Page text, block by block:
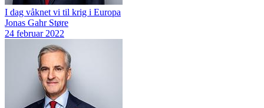
I dag våknet vi til krig i Europa
Jonas Gahr Støre
24 februar 2022